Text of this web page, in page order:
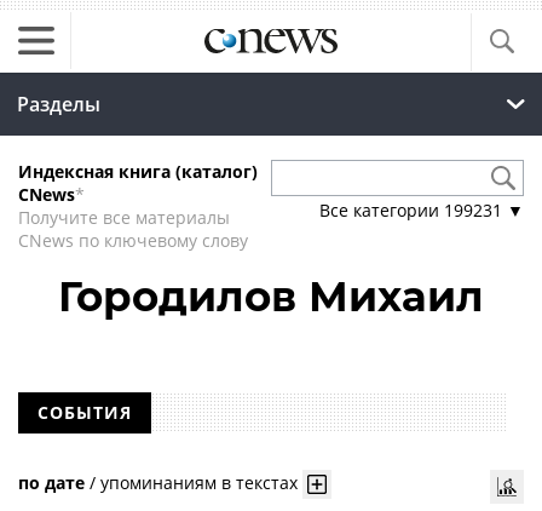
Разделы
Индексная книга (каталог)
CNews*
Получите все материалы
CNews по ключевому слову
Все категории 199231 ▼
Городилов Михаил
СОБЫТИЯ
по дате / упоминаниям в текстах